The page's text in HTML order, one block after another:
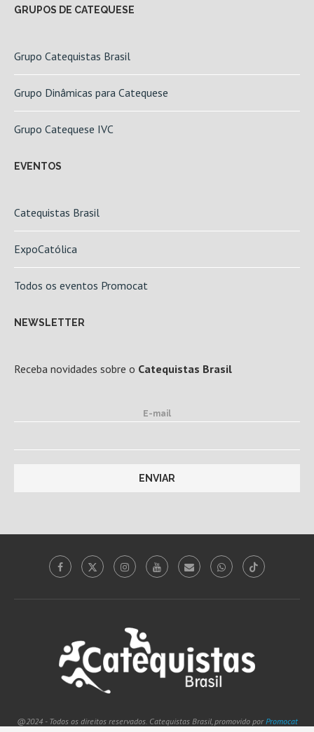
GRUPOS DE CATEQUESE
Grupo Catequistas Brasil
Grupo Dinâmicas para Catequese
Grupo Catequese IVC
EVENTOS
Catequistas Brasil
ExpoCatólica
Todos os eventos Promocat
NEWSLETTER
Receba novidades sobre o Catequistas Brasil
E-mail
@2024 - Todos os direitos reservados. Catequistas Brasil, promovido porPromocat